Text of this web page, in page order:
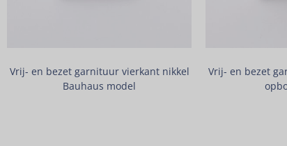
Vrij- en bezet garnituur vierkant nikkel
Bauhaus model
Vrij- en bezet